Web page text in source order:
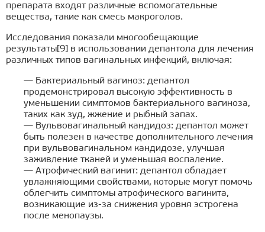
препарата входят различные вспомогательные
вещества, такие как смесь макроголов.
Исследования показали многообещающие
результаты[9] в использовании депантола для лечения
различных типов вагинальных инфекций, включая:
— Бактериальный вагиноз: депантол
продемонстрировал высокую эффективность в
уменьшении симптомов бактериального вагиноза,
таких как зуд, жжение и рыбный запах.
— Вульвовагинальный кандидоз: депантол может
быть полезен в качестве дополнительного лечения
при вульвовагинальном кандидозе, улучшая
заживление тканей и уменьшая воспаление.
— Атрофический вагинит: депантол обладает
увлажняющими свойствами, которые могут помочь
облегчить симптомы атрофического вагинита,
возникающие из-за снижения уровня эстрогена
после менопаузы.